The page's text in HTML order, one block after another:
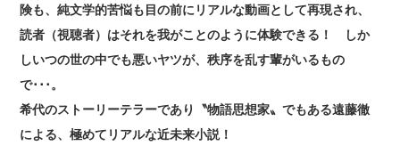
険も、純文学的苦悩も目の前にリアルな動画として再現され、
読者（視聴者）はそれを我がことのように体験できる！ しか
しいつの世の中でも悪いヤツが、秩序を乱す輩がいるもの
で･･･。
希代のストーリーテラーであり〝物語思想家〟でもある遠藤徹
による、極めてリアルな近未来小説！